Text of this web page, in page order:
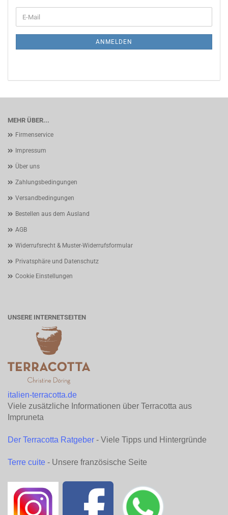
ZUR
E-
Mail
ANMELDEN
MEHR ÜBER...
Firmenservice
Impressum
Über uns
Zahlungsbedingungen
Versandbedingungen
Bestellen aus dem Ausland
AGB
Widerrufsrecht & Muster-Widerrufsformular
Privatsphäre und Datenschutz
Cookie Einstellungen
UNSERE INTERNETSEITEN
italien-terracotta.de
Viele zusätzliche Informationen über Terracotta aus
Impruneta
Der Terracotta Ratgeber - Viele Tipps und Hintergründe
Terre cuite - Unsere französische Seite